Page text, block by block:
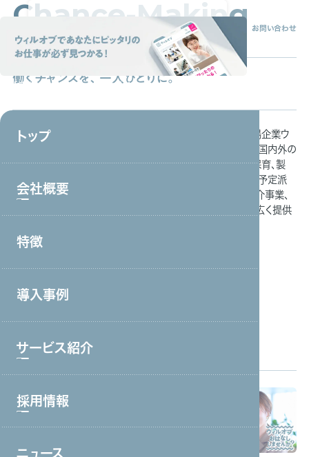
資料請求 お問い合わせ
採用情報
お仕事探しサイト 「ウィルオブ」はこちら
トップ
会社概要
会社概要トップ
事業戦略・事業領域
会社情報・主要取引先
グループ会社
特徴
導入事例
サービス紹介
サービストップ
採用情報
ニュース
Chance-Making
Company
働くチャンスを、一人ひとりに。
Pickup area
中！
C
o
m
p
a
n
y
p
r
o
f
i
l
e
ウィルオブ・ワークは東証プライム市場上場企業ウ
国内外の
人材問わず、販売、コールセンター、介護、保育、製
人材派遣・紹介予定派
遣事業、業務委託・請負運営事業、人材紹介事業、
コンサルティング事業などのサービスを幅広く提供